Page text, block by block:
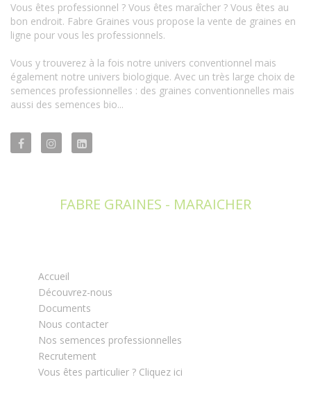
Vous êtes professionnel ? Vous êtes maraîcher ? Vous êtes au
bon endroit. Fabre Graines vous propose la vente de graines en
ligne pour vous les professionnels.
Vous y trouverez à la fois notre univers conventionnel mais
également notre univers biologique. Avec un très large choix de
semences professionnelles : des graines conventionnelles mais
aussi des semences bio...
FABRE GRAINES - MARAICHER
Accueil
Découvrez-nous
Documents
Nous contacter
Nos semences professionnelles
Recrutement
Vous êtes particulier ? Cliquez ici